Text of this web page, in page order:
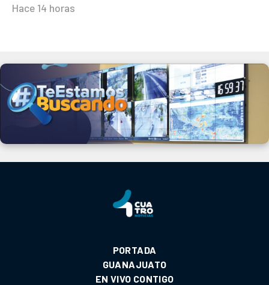
Hace 14 horas
PORTADA
GUANAJUATO
EN VIVO CONTIGO